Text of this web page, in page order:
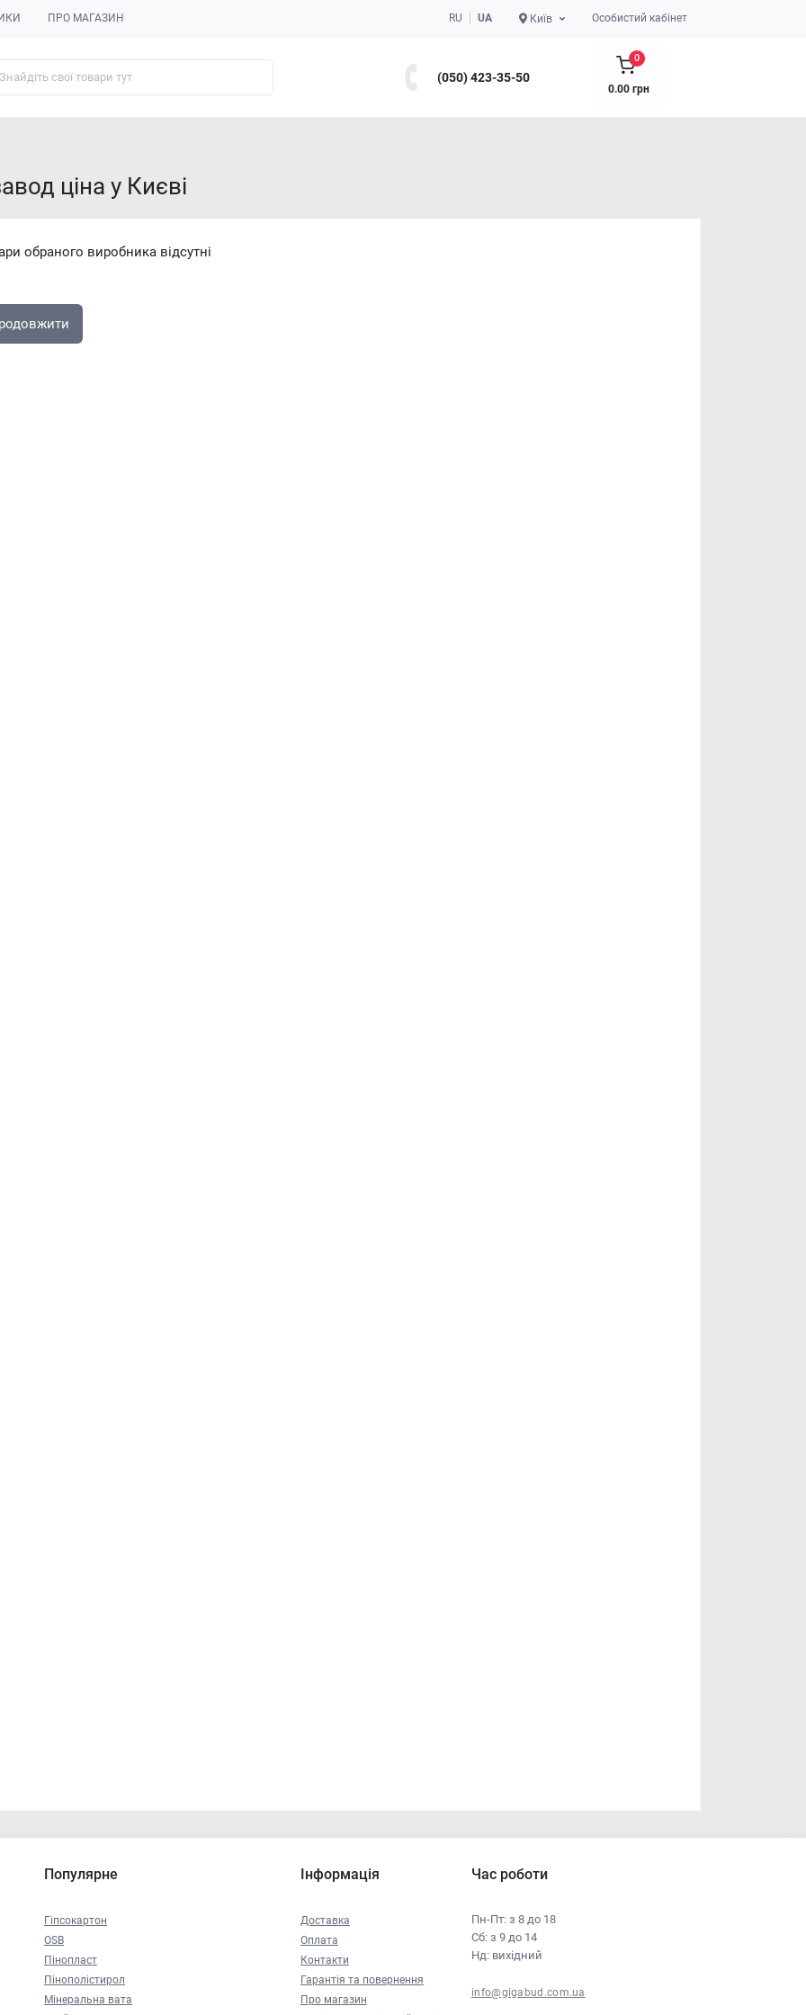
ПРО МАГАЗИН RU UA Київ Особистий кабінет
(050) 423-35-50
0
0.00 грн
ціна у Києві
обраного виробника відсутні
Популярне
Гіпсокартон
OSB
Пінопласт
Пінополістирол
Мінеральна вата
Інформація
Доставка
Оплата
Контакти
Гарантія та повернення
Про магазин
Час роботи
Пн-Пт: з 8 до 18
Сб: з 9 до 14
Нд: вихідний
info@gigabud.com.ua